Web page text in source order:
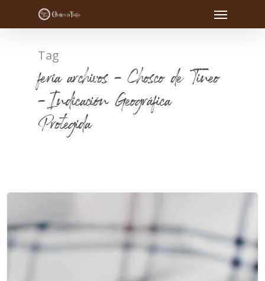
Tag
feria archivos - Chosco de Tineo
- Indicación Geográfica
Protegida